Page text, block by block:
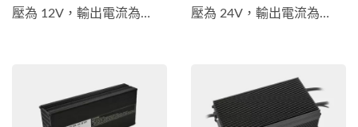
壓為 12V，輸出電流為
清潔車等類型等的電池充電
器。除了獲得...
壓為 24V，輸出電流為
電動摩托車、堆高機、電動
清潔車等類型等的電池充電
器。除了獲得...